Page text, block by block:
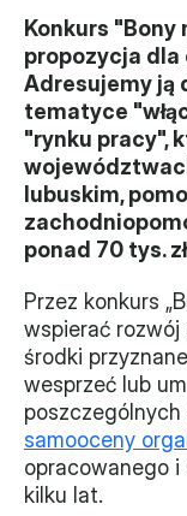
Projekty
XVII forum NGO
Projekt z
Przystąp
Procedura
Monitorujemy
Działania z
Sprawy
Konkurs
propozycja dla
Adresujemy ją
tematyce
"rynku pracy",
lubuskim,
ponad 70 tys.
Przez konkurs
wspierać rozwój
środki
wesprzeć lub
poszczególnych
samooceny
opracowanego
kilku lat.